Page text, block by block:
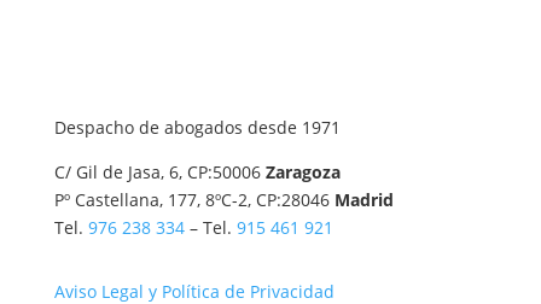
Despacho de abogados desde 1971
C/ Gil de Jasa, 6, CP:50006 Zaragoza
Pº Castellana, 177, 8ºC-2, CP:28046 Madrid
Tel. 976 238 334– Tel. 915 461 921
Aviso Legal y Política de Privacidad